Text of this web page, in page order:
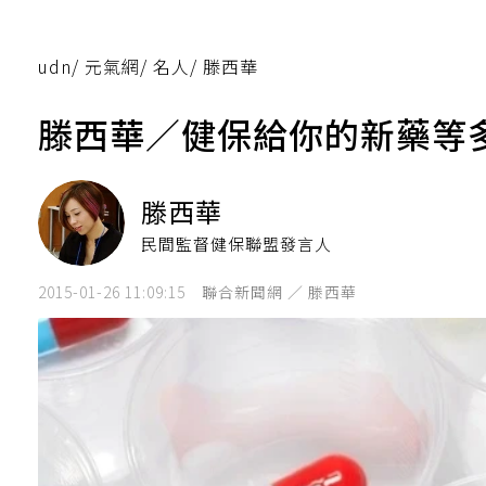
udn/ 元氣網/ 名人/ 滕西華
滕西華／健保給你的新藥等
滕西華
民間監督健保聯盟發言人
2015-01-26 11:09:15 聯合新聞網 ／ 滕西華